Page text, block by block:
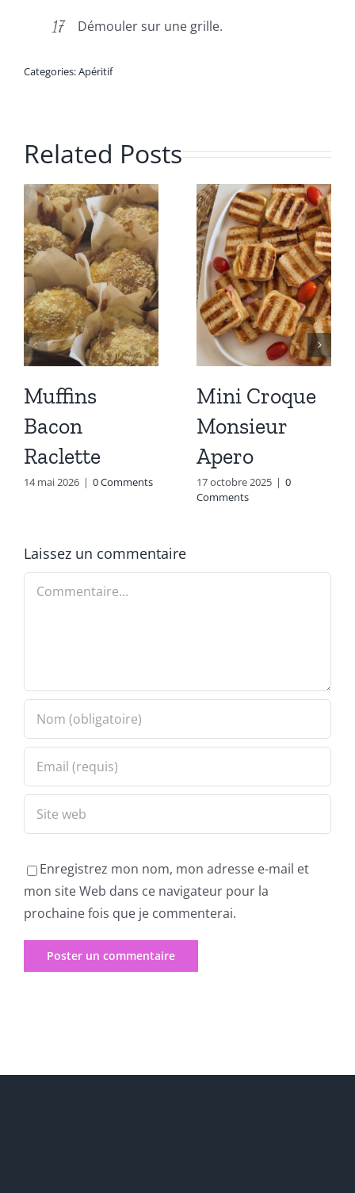
Démouler sur une grille.
Categories:Apéritif
Related Posts
Muffins
Bacon
Raclette
14 mai 2026 | 0 Comments
Mini Croque
Monsieur
Apero
17 octobre 2025 | 0
Comments
Laissez un commentaire
Commentaire
Enregistrez mon nom, mon adresse e-mail et
mon site Web dans ce navigateur pour la
prochaine fois que je commenterai.